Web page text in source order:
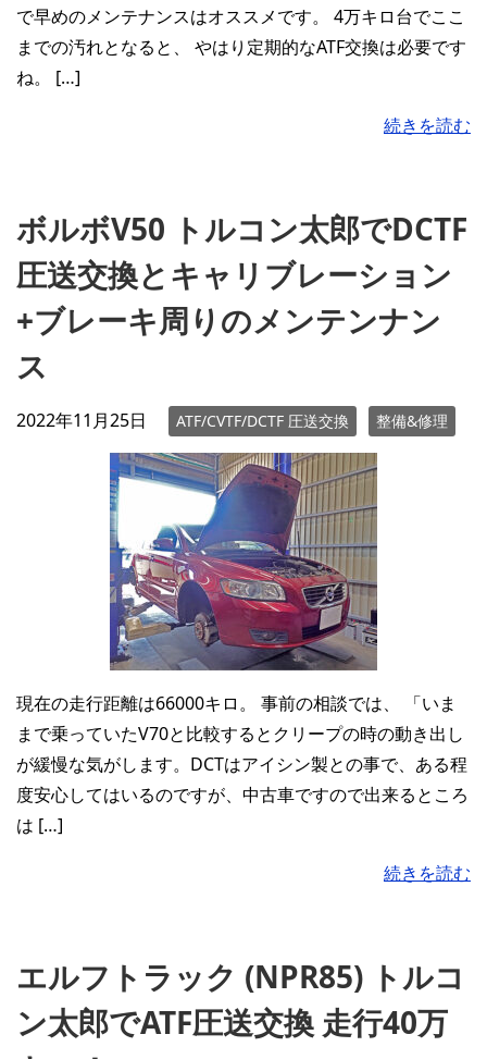
で早めのメンテナンスはオススメです。 4万キロ台でここ
までの汚れとなると、 やはり定期的なATF交換は必要です
ね。 […]
続きを読む
ボルボV50 トルコン太郎でDCTF
圧送交換とキャリブレーション
+ブレーキ周りのメンテンナン
ス
2022年11月25日 ATF/CVTF/DCTF 圧送交換 整備&修理
現在の走行距離は66000キロ。 事前の相談では、 「いま
まで乗っていたV70と比較するとクリープの時の動き出し
が緩慢な気がします。DCTはアイシン製との事で、ある程
度安心してはいるのですが、中古車ですので出来るところ
は […]
続きを読む
エルフトラック (NPR85) トルコ
ン太郎でATF圧送交換 走行40万